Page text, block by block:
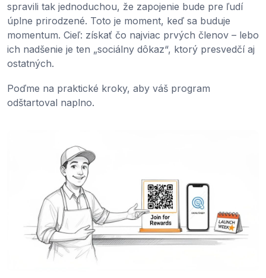
spravili tak jednoduchou, že zapojenie bude pre ľudí
úplne prirodzené. Toto je moment, keď sa buduje
momentum. Cieľ: získať čo najviac prvých členov – lebo
ich nadšenie je ten „sociálny dôkaz“, ktorý presvedčí aj
ostatných.
Poďme na praktické kroky, aby váš program
odštartoval naplno.